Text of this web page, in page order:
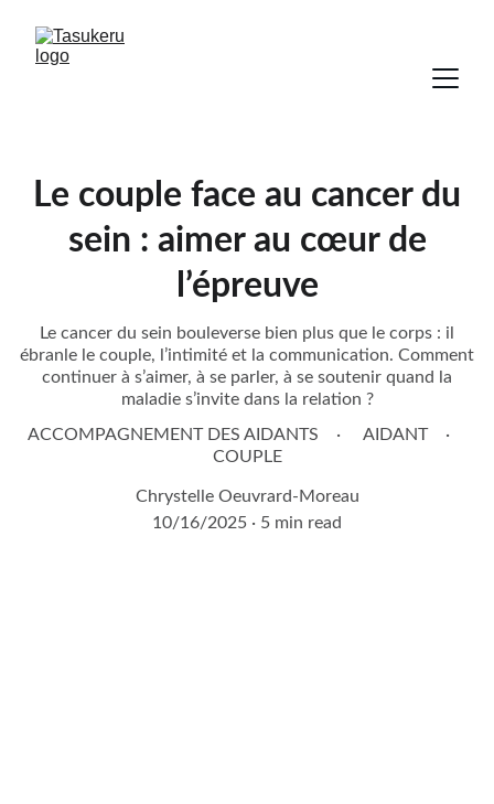
Le couple face au cancer du
sein : aimer au cœur de
l’épreuve
Le cancer du sein bouleverse bien plus que le corps : il
ébranle le couple, l’intimité et la communication. Comment
continuer à s’aimer, à se parler, à se soutenir quand la
maladie s’invite dans la relation ?
ACCOMPAGNEMENT DES AIDANTS
AIDANT
COUPLE
Chrystelle Oeuvrard-Moreau
10/16/2025
5 min read